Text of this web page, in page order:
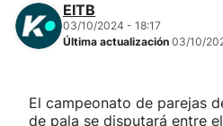
Atletismo
EITB
03/10/2024 - 18:17
Última actualización 03/10/
El campeonato de parejas
de pala se disputará entre